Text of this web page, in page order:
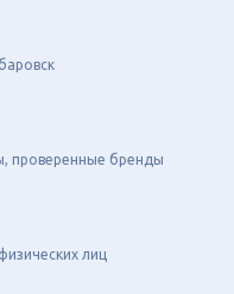
проверенные бренды
лиц